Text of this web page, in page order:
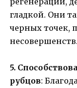
гладкой. Они
черных точек,
несовершенств.
5.
рубцов: